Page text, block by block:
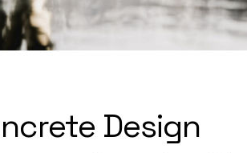
Design